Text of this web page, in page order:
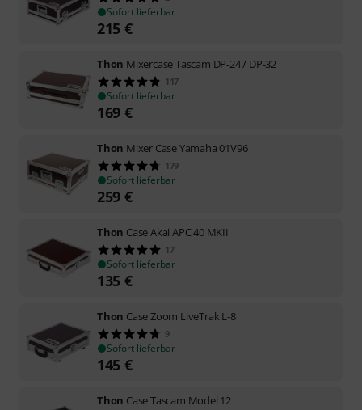
Sofort lieferbar
215 €
Thon Mixercase Tascam DP-24 / DP-32
117
Sofort lieferbar
169 €
Thon Mixer Case Yamaha 01V96
179
Sofort lieferbar
259 €
Thon Case Akai APC 40 MKII
17
Sofort lieferbar
135 €
Thon Case Zoom LiveTrak L-8
9
Sofort lieferbar
145 €
Thon Case Tascam Model 12